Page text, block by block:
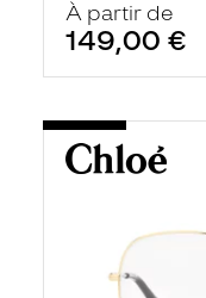
À partir de
149,00 €